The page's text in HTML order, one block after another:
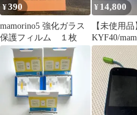
¥390
mamorino5 強化ガラス
保護フィルム １枚
¥ 14,800
【未使用品
KYF40/